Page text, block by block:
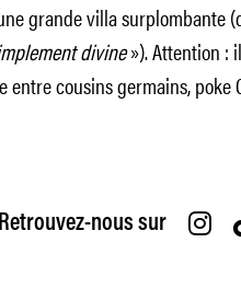
grande villa surplombante
divine»). Attention :
entre cousins germains, poke
Retrouvez-nous sur